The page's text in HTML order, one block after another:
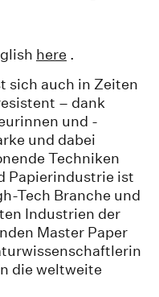
here .
sich auch in Zeiten
– dank
und -
und dabei
Techniken
Papierindustrie ist
Tech Branche und
Industrien der
Master Paper
die weltweite